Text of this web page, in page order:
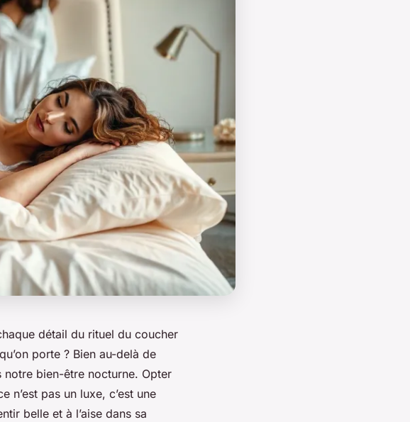
détail du rituel du coucher
porte ? Bien au-delà de
notre bien-être nocturne. Opter
pas un luxe, c’est une
belle et à l’aise dans sa